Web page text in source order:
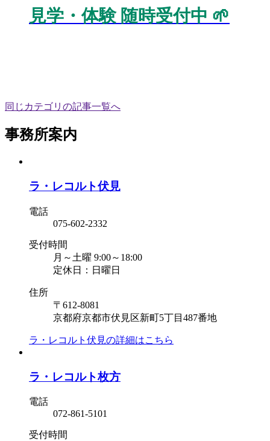
見学・体験 随時受付中 🌱
同じカテゴリの記事⼀覧へ
事務所案内
ラ・レコルト伏見
電話
075-602-2332
受付時間
月～土曜 9:00～18:00
定休日：日曜日
住所
〒612-8081
京都府京都市伏見区新町5丁目487番地
ラ・レコルト伏見の詳細はこちら
ラ・レコルト枚方
電話
072-861-5101
受付時間